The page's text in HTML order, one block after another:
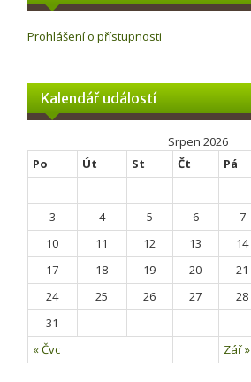
Prohlášení o přístupnosti
Kalendář událostí
Srpen 2026
Po
Út St Čt Pá
3
4 5 6 7
10
11 12 13 14
17
18 19 20 21
24
25 26 27 28
31
« Čvc
Zář »